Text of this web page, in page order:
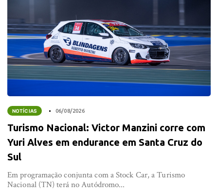
NOTÍCIAS 06/08/2026
Turismo Nacional: Victor Manzini corre com
Yuri Alves em endurance em Santa Cruz do
Sul
Em programação conjunta com a Stock Car, a Turismo
Nacional (TN) terá no Autódromo...